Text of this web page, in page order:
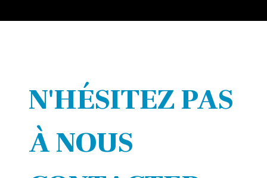
N'HÉSITEZ PAS
À NOUS